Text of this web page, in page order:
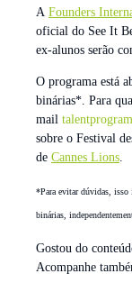
A Founders
oficial do See It
ex-alunos serão
O programa está
binárias*. Para
mail
sobre o Festival
de Cannes Lions
*Para evitar dúvidas, isso
binárias,
Gostou do
Acompanhe